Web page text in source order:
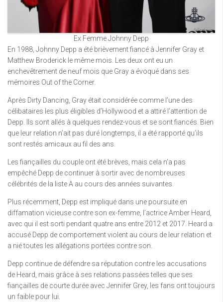
Ex Femme Johnny Depp
En 1988, Johnny Depp a été brièvement fiancé à Jennifer Gray et
Matthew Broderick le même mois. Les deux ont eu un
enchevêtrement de neuf mois que Gray a évoqué dans ses
mémoires Out of the Corner.
Après Dirty Dancing, Gray était considérée comme l’une des
célibataires les plus éligibles d’Hollywood et a attiré l’attention de
Depp. Ils sont allés à quelques rendez-vous et se sont fiancés. Bien
que leur relation n’ait pas duré longtemps, il a été rapporté qu’ils
sont restés amicaux au fil des ans.
Les fiançailles du couple ont été brèves, mais cela n’a pas
empêché Depp de continuer à sortir avec de nombreuses
célébrités de la liste A au cours des années suivantes.
Plus récemment, Depp est impliqué dans une poursuite en
diffamation vicieuse contre son ex-femme, l’actrice Amber Heard,
avec qui il est sorti pendant quatre ans entre 2012 et 2017. Heard a
accusé Depp de comportement violent au cours de leur relation et
a nié toutes les allégations portées contre son.
Depp continue de défendre sa réputation contre les accusations
de Heard, mais grâce à ses relations passées telles que ses
fiançailles de courte durée avec Jennifer Grey, les fans ont toujours
un faible pour lui.